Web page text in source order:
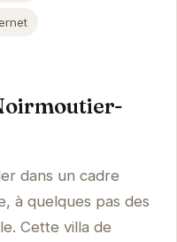
dans un cadre
à quelques pas des
Cette villa de